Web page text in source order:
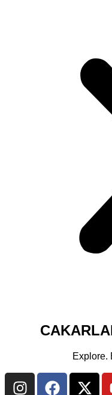
Explore.